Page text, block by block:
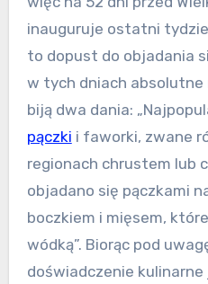
inauguruje ostatni
to dopust do objadania
w tych dniach absolutne
biją dwa dania:
pączki i faworki, zwane
regionach chrustem lub
objadano się pączkami
boczkiem i mięsem,
wódką”. Biorąc pod
doświadczenie